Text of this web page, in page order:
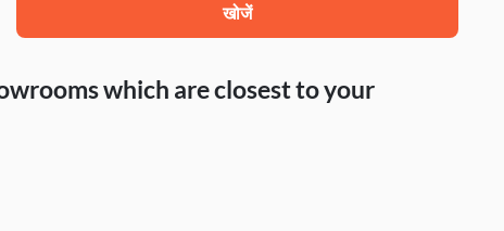
खोजें
which are closest to your